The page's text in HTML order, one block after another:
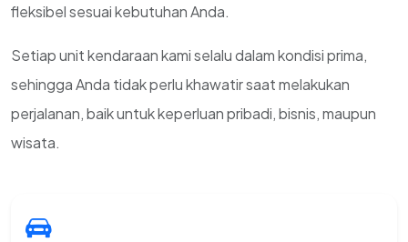
fleksibel sesuai kebutuhan Anda.
Setiap unit kendaraan kami selalu dalam kondisi prima,
sehingga Anda tidak perlu khawatir saat melakukan
perjalanan, baik untuk keperluan pribadi, bisnis, maupun
wisata.